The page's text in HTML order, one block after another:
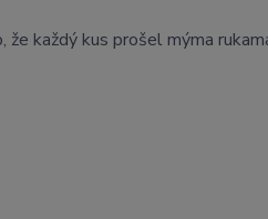
že každý kus prošel mýma